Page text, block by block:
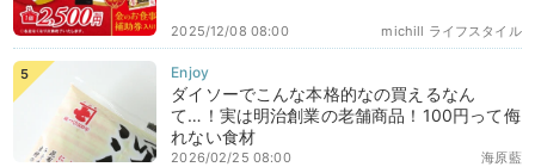
michill ライフスタイル
2025/12/08 08:00
ダイソーでこんな本格的なの買えるなん
て…！実は明治創業の老舗商品！100円って侮
れない食材
海原藍
2026/02/25 08:00